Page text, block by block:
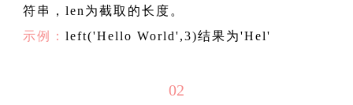
符串，len为截取的长度。
示例： left('Hello World',3)结果为'Hel'
02